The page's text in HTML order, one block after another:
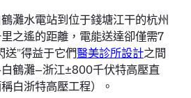
灘水電站到位于錢塘江干的杭州
之遙的距離，電能送達卻僅需7
送”得益于它們醫美診所設計之間
白鶴灘—浙江±800千伏特高壓直
白浙特高壓工程）。